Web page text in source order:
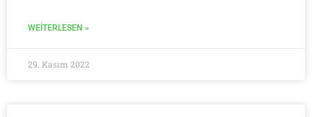
WEITERLESEN »
29. Kasım 2022